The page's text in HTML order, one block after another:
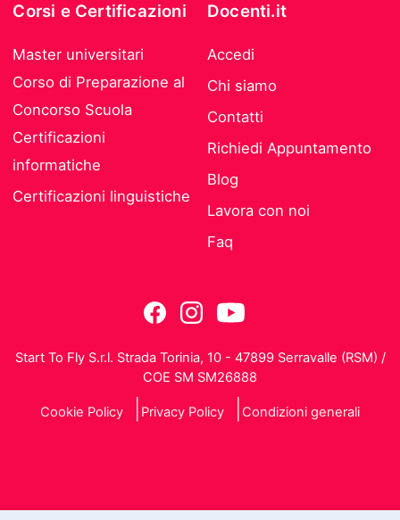
Corsi e Certificazioni
Master universitari
Corso di Preparazione al
Concorso Scuola
Certificazioni
informatiche
Certificazioni linguistiche
Docenti.it
Accedi
Chi siamo
Contatti
Richiedi Appuntamento
Blog
Lavora con noi
Faq
Start To Fly S.r.l. Strada Torinia, 10 - 47899 Serravalle (RSM) /
COE SM SM26888
Cookie Policy Privacy Policy Condizioni generali